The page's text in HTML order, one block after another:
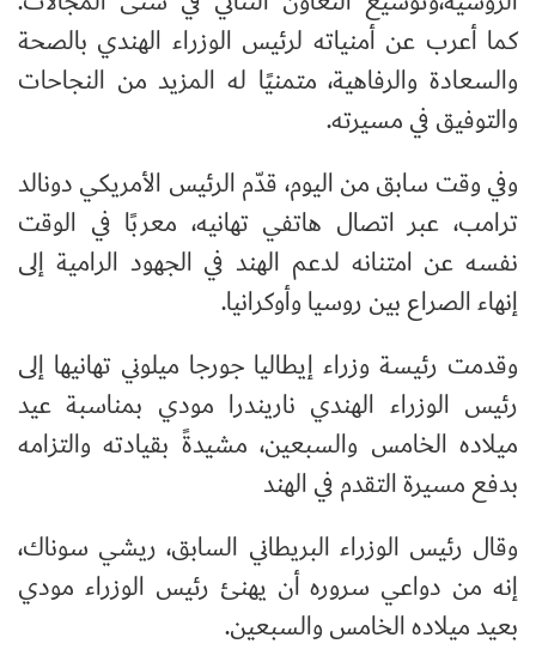
كما أعرب عن أمنياته لرئيس الوزراء الهندي بالصحة
والسعادة والرفاهية، متمنيًا له المزيد من النجاحات
والتوفيق في مسيرته.
وفي وقت سابق من اليوم، قدّم الرئيس الأمريكي دونالد
ترامب، عبر اتصال هاتفي تهانيه، معربًا في الوقت
نفسه عن امتنانه لدعم الهند في الجهود الرامية إلى
إنهاء الصراع بين روسيا وأوكرانيا.
وقدمت رئيسة وزراء إيطاليا جورجا ميلوني تهانيها إلى
رئيس الوزراء الهندي ناريندرا مودي بمناسبة عيد
ميلاده الخامس والسبعين، مشيدةً بقيادته والتزامه
بدفع مسيرة التقدم في الهند
وقال رئيس الوزراء البريطاني السابق، ريشي سوناك،
إنه من دواعي سروره أن يهنئ رئيس الوزراء مودي
بعيد ميلاده الخامس والسبعين.